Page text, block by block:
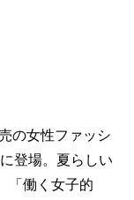
の女性ファッシ
登場。夏らしい
「働く女子的